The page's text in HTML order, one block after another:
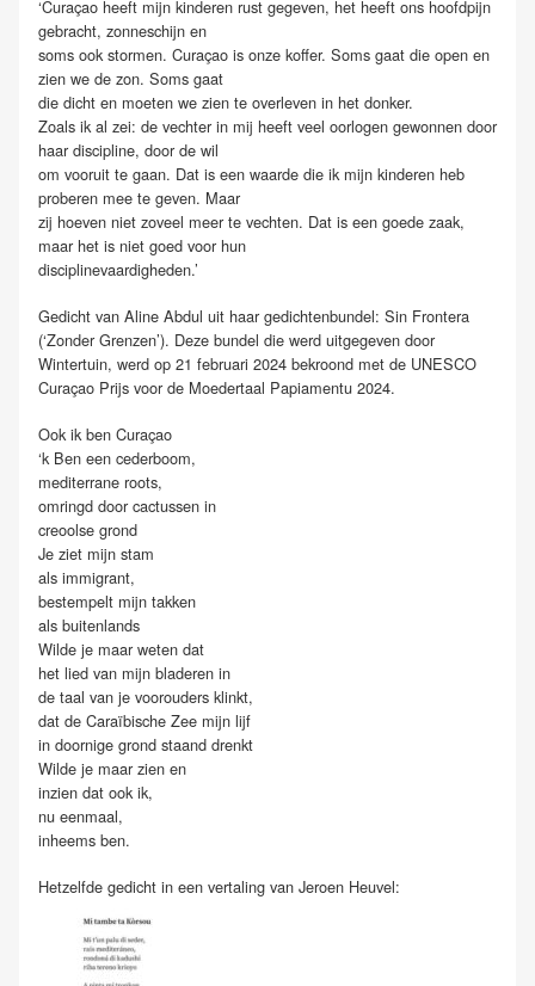
‘Curaçao heeft mijn kinderen rust gegeven, het heeft ons hoofdpijn
gebracht, zonneschijn en
soms ook stormen. Curaçao is onze koffer. Soms gaat die open en
zien we de zon. Soms gaat
die dicht en moeten we zien te overleven in het donker.
Zoals ik al zei: de vechter in mij heeft veel oorlogen gewonnen door
haar discipline, door de wil
om vooruit te gaan. Dat is een waarde die ik mijn kinderen heb
proberen mee te geven. Maar
zij hoeven niet zoveel meer te vechten. Dat is een goede zaak,
maar het is niet goed voor hun
disciplinevaardigheden.’
Gedicht van Aline Abdul uit haar gedichtenbundel: Sin Frontera
(‘Zonder Grenzen’). Deze bundel die werd uitgegeven door
Wintertuin, werd op 21 februari 2024 bekroond met de UNESCO
Curaçao Prijs voor de Moedertaal Papiamentu 2024.
Ook ik ben Curaçao
‘k Ben een cederboom,
mediterrane roots,
omringd door cactussen in
creoolse grond
Je ziet mijn stam
als immigrant,
bestempelt mijn takken
als buitenlands
Wilde je maar weten dat
het lied van mijn bladeren in
de taal van je voorouders klinkt,
dat de Caraïbische Zee mijn lijf
in doornige grond staand drenkt
Wilde je maar zien en
inzien dat ook ik,
nu eenmaal,
inheems ben.
Hetzelfde gedicht in een vertaling van Jeroen Heuvel: